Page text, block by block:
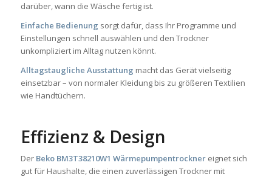
darüber, wann die Wäsche fertig ist.
Einfache Bedienung sorgt dafür, dass Ihr Programme und
Einstellungen schnell auswählen und den Trockner
unkompliziert im Alltag nutzen könnt.
Alltagstaugliche Ausstattung macht das Gerät vielseitig
einsetzbar – von normaler Kleidung bis zu größeren Textilien
wie Handtüchern.
Effizienz & Design
Der Beko BM3T38210W1 Wärmepumpentrocknereignet sich
gut für Haushalte, die einen zuverlässigen Trockner mit